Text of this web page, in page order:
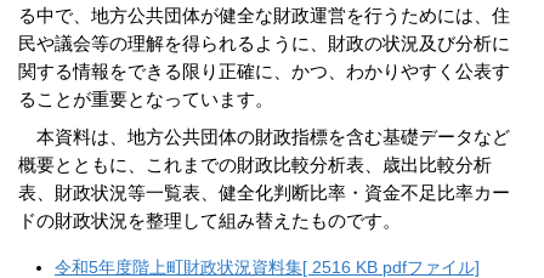
る中で、地方公共団体が健全な財政運営を行うためには、住
民や議会等の理解を得られるように、財政の状況及び分析に
関する情報をできる限り正確に、かつ、わかりやすく公表す
ることが重要となっています。
本資料は、地方公共団体の財政指標を含む基礎データなど
概要とともに、これまでの財政比較分析表、歳出比較分析
表、財政状況等一覧表、健全化判断比率・資金不足比率カー
ドの財政状況を整理して組み替えたものです。
令和5年度階上町財政状況資料集[ 2516 KB pdfファイル]